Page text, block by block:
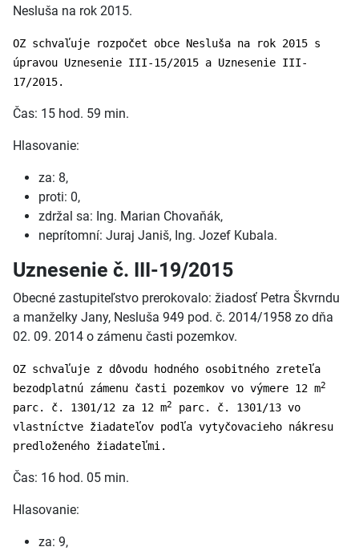
Nesluša na rok 2015.
OZ schvaľuje rozpočet obce Nesluša na rok 2015 s
úpravou Uznesenie III-15/2015 a Uznesenie III-
17/2015.
Čas: 15 hod. 59 min.
Hlasovanie:
za: 8,
proti: 0,
zdržal sa: Ing. Marian Chovaňák,
neprítomní: Juraj Janiš, Ing. Jozef Kubala.
Uznesenie č. III-19/2015
Obecné zastupiteľstvo prerokovalo: žiadosť Petra Škvrndu
a manželky Jany, Nesluša 949 pod. č. 2014/1958 zo dňa
02. 09. 2014 o zámenu časti pozemkov.
OZ schvaľuje z dôvodu hodného osobitného zreteľa
bezodplatnú zámenu časti pozemkov vo výmere 12 m2
parc. č. 1301/12 za 12 m2
parc. č. 1301/13 vo
vlastníctve žiadateľov podľa vytyčovacieho nákresu
predloženého žiadateľmi.
Čas: 16 hod. 05 min.
Hlasovanie:
za: 9,